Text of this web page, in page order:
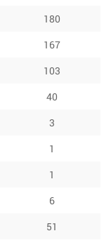
180
167
103
40
3
1
1
6
51